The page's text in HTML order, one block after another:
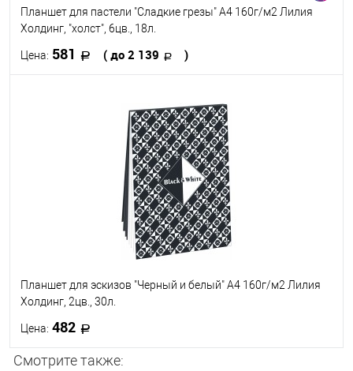
Планшет для пастели "Сладкие грезы" А4 160г/м2 Лилия
Холдинг, "холст", 6цв., 18л.
Цена: 581 ( до 2 139 )
В наличии
A2
Планшет для эскизов "Черный и белый" А4 160г/м2 Лилия
Холдинг, 2цв., 30л.
Цена: 482
Смотрите также: